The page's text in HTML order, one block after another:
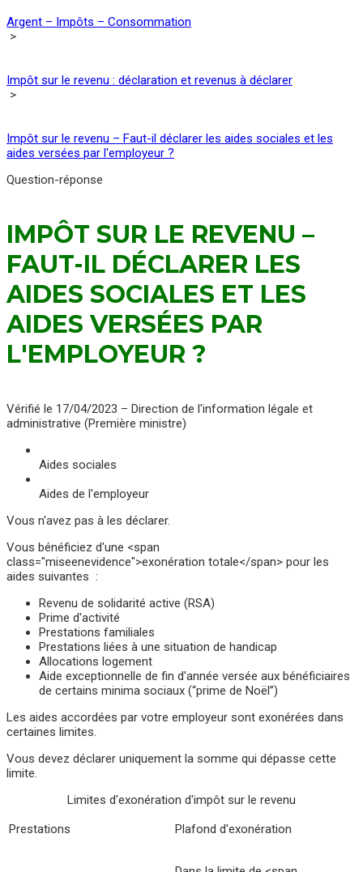
Argent – Impôts – Consommation
>
Impôt sur le revenu : déclaration et revenus à déclarer
>
Impôt sur le revenu – Faut-il déclarer les aides sociales et les
aides versées par l'employeur ?
Question-réponse
IMPÔT SUR LE REVENU –
FAUT-IL DÉCLARER LES
AIDES SOCIALES ET LES
AIDES VERSÉES PAR
L'EMPLOYEUR ?
Vérifié le 17/04/2023 – Direction de l'information légale et
administrative (Première ministre)
Aides sociales
Aides de l'employeur
Vous n'avez pas à les déclarer.
Vous bénéficiez d'une <span
class="miseenevidence">exonération totale</span> pour les
aides suivantes :
Revenu de solidarité active (RSA)
Prime d'activité
Prestations familiales
Prestations liées à une situation de handicap
Allocations logement
Aide exceptionnelle de fin d'année versée aux bénéficiaires
de certains minima sociaux (“prime de Noël”)
Les aides accordées par votre employeur sont exonérées dans
certaines limites.
Vous devez déclarer uniquement la somme qui dépasse cette
limite.
Limites d'exonération d'impôt sur le revenu
Prestations
Plafond d'exonération